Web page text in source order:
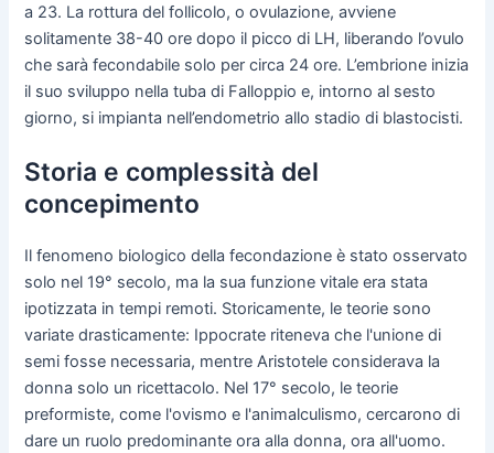
a 23. La rottura del follicolo, o ovulazione, avviene
solitamente 38-40 ore dopo il picco di LH, liberando l’ovulo
che sarà fecondabile solo per circa 24 ore. L’embrione inizia
il suo sviluppo nella tuba di Falloppio e, intorno al sesto
giorno, si impianta nell’endometrio allo stadio di blastocisti.
Storia e complessità del
concepimento
Il fenomeno biologico della fecondazione è stato osservato
solo nel 19° secolo, ma la sua funzione vitale era stata
ipotizzata in tempi remoti. Storicamente, le teorie sono
variate drasticamente: Ippocrate riteneva che l'unione di
semi fosse necessaria, mentre Aristotele considerava la
donna solo un ricettacolo. Nel 17° secolo, le teorie
preformiste, come l'ovismo e l'animalculismo, cercarono di
dare un ruolo predominante ora alla donna, ora all'uomo.